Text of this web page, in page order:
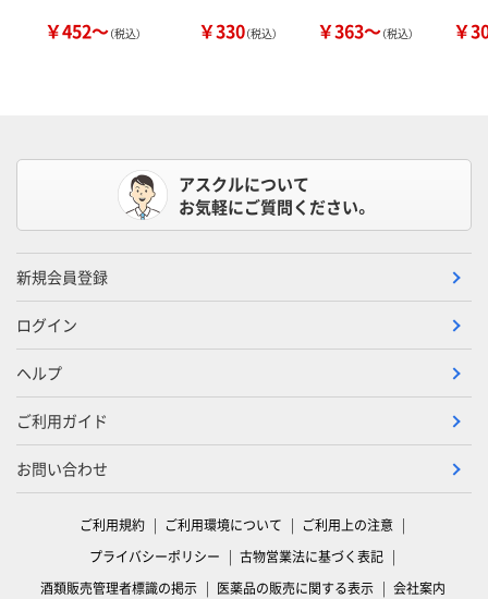
￥452～（税込） ￥330（税込） ￥363～（税込） ￥
アスクルについて
お気軽にご質問ください。
新規会員登録
ログイン
ヘルプ
ご利用ガイド
お問い合わせ
ご利用規約 ご利用環境について
ご利用上の注意
プライバシーポリシー
古物営業法に基づく表記
酒類販売管理者標識の掲示
医薬品の販売に関する表示 会社案内